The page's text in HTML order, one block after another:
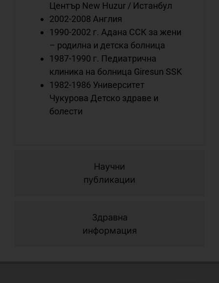
Научни
публикации
Здравна
информация
Център New Huzur / Истанбул
2002-2008 Англия
1990-2002 г. Адана ССК за жени
– родилна и детска болница
1987-1990 г. Педиатрична
клиника на болница Giresun SSK
1982-1986 Университет
Чукурова Детско здраве и
болести